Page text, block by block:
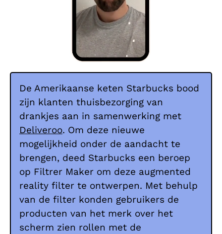
De Amerikaanse keten Starbucks bood
zijn klanten thuisbezorging van
drankjes aan in samenwerking met
Deliveroo. Om deze nieuwe
mogelijkheid onder de aandacht te
brengen, deed Starbucks een beroep
op Filtrer Maker om deze augmented
reality filter te ontwerpen. Met behulp
van de filter konden gebruikers de
producten van het merk over het
scherm zien rollen met de